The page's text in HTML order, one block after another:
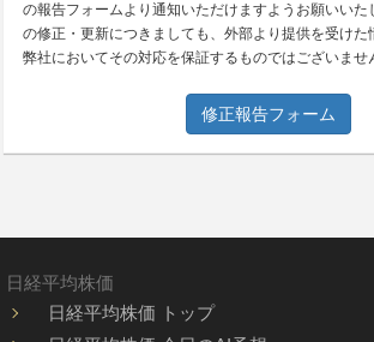
の報告フォームより通知いただけますようお願いいた
の修正・更新につきましても、外部より提供を受けた
弊社においてその対応を保証するものではございませ
修正報告フォーム
日経平均株価
日経平均株価 トップ